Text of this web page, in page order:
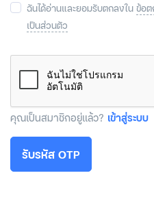
ฉันได้อ่านและยอมรับตกลงใน ข้อต
เป็นส่วนตัว
คุณเป็นสมาชิกอยู่แล้ว? เข้าสู่ระบบ
รับรหัส OTP